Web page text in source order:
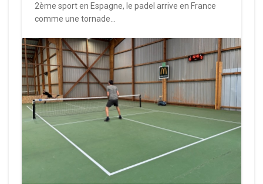
2ème sport en Espagne, le padel arrive en France
comme une tornade...